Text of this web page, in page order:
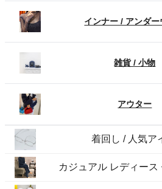
インナー / アンダー
雑貨 / 小物
アウター
着回し / 人気ア
カジュアル レディース